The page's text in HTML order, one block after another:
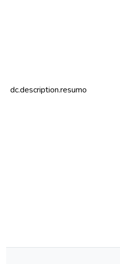
dc.description.resumo